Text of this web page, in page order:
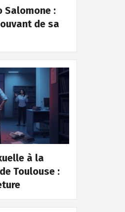
Salomone :
de sa
à la
Toulouse :